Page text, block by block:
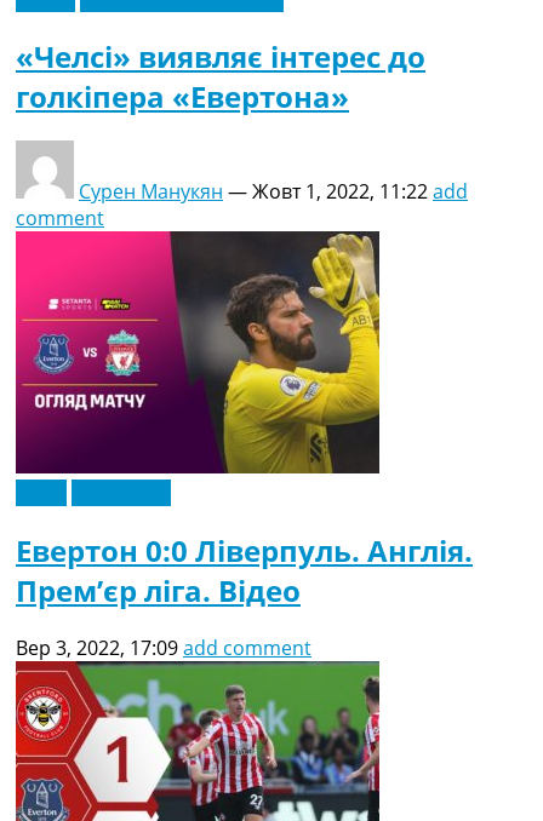
«Челсі» виявляє інтерес до
голкіпера «Евертона»
Сурен Манукян —Жовт 1, 2022, 11:22add
comment
Евертон 0:0 Ліверпуль. Англія.
Прем’єр ліга. Відео
Вер 3, 2022, 17:09add comment